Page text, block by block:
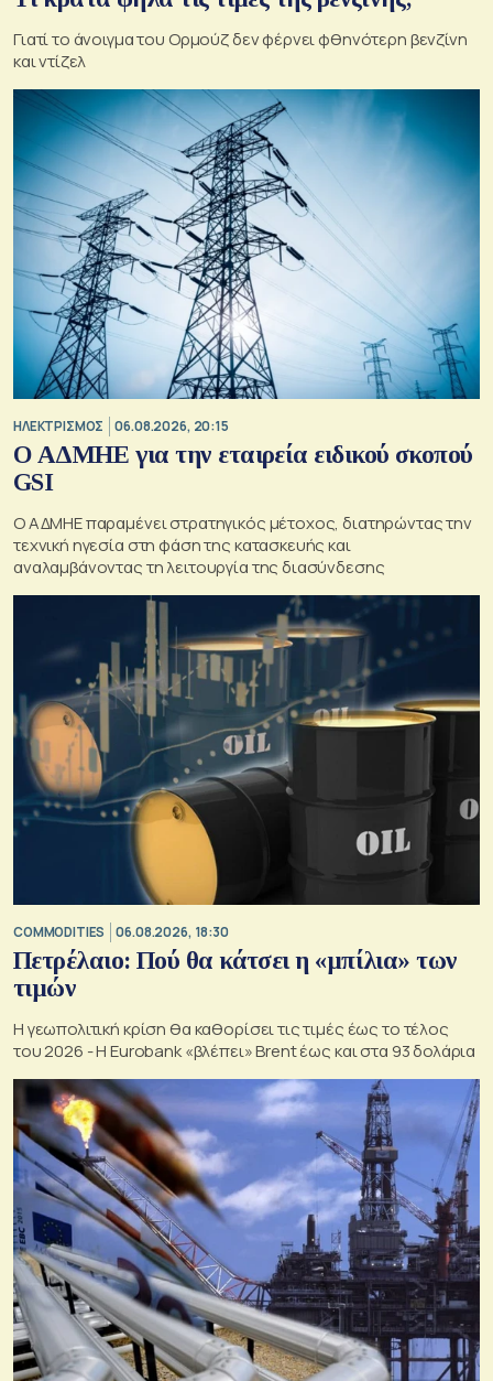
Γιατί το άνοιγμα του Ορμούζ δεν φέρνει φθηνότερη βενζίνη
και ντίζελ
ΗΛΕΚΤΡΙΣΜΟΣ 06.08.2026, 20:15
O ΑΔΜΗΕ για την εταιρεία ειδικού σκοπού
GSI
O ΑΔΜΗΕ παραμένει στρατηγικός μέτοχος, διατηρώντας την
τεχνική ηγεσία στη φάση της κατασκευής και
αναλαμβάνοντας τη λειτουργία της διασύνδεσης
COMMODITIES 06.08.2026, 18:30
Πετρέλαιο: Πού θα κάτσει η «μπίλια» των
τιμών
Η γεωπολιτική κρίση θα καθορίσει τις τιμές έως το τέλος
του 2026 - Η Eurobank «βλέπει» Brent έως και στα 93 δολάρια